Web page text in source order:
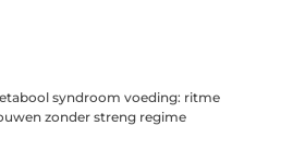
syndroom voeding: ritme
zonder streng regime